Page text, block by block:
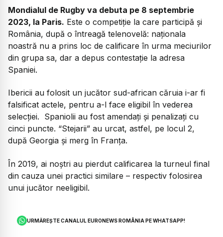
Mondialul de Rugby va debuta pe 8 septembrie
2023, la Paris. Este o competiție la care participă și
România, după o întreagă telenovelă: naționala
noastră nu a prins loc de calificare în urma meciurilor
din grupa sa, dar a depus contestație la adresa
Spaniei.
Ibericii au folosit un jucător sud-african căruia i-ar fi
falsificat actele, pentru a-l face eligibil în vederea
selecției. Spaniolii au fost amendați și penalizați cu
cinci puncte. “Stejarii” au urcat, astfel, pe locul 2,
după Georgia și merg în Franța.
În 2019, ai noștri au pierdut calificarea la turneul final
din cauza unei practici similare – respectiv folosirea
unui jucător neeligibil.
URMĂREȘTE CANALUL EURONEWS ROMÂNIA PE WHATSAPP!